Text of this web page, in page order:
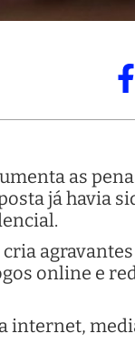
as
já havia
online e
internet,